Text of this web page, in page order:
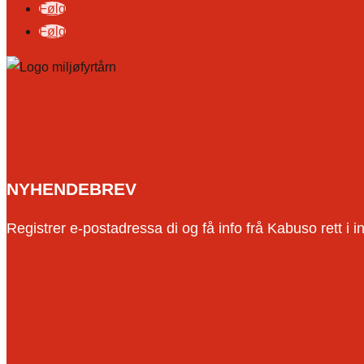
Følg
Følg
NYHENDEBREV
Registrer e-postadressa di og få info frå Kabuso rett i